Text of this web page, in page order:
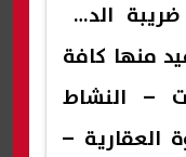
ضريبة الدخل
منها كافة
– النشاط
العقارية –